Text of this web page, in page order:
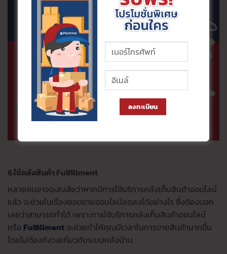
6.ใช้คลังสินค้า Fulfillment
หลายคนอาจจะสงสัยว่าหากมีการใช้บริการคลังเก็บสินค้าออนไลน์
แล้ว จะช่วยในเรื่องยอดขายออนไลน์ลดลงได้อย่างไร ซึ่งต้องบอก
เลยว่าสามารถทำได้ เพราะการใช้บริการคลังเก็บสินค้าออนไลน์
หรือ Fulfillment จะช่วยทำให้คุณมีเวลาในการขายสินค้ามากขึ้น
โดยไม่ต้องกังวลเกี่ยวกับระบบหลังบ้าน
ลงทะเบียน